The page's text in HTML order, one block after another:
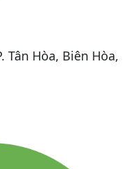
Hòa, Biên Hòa,